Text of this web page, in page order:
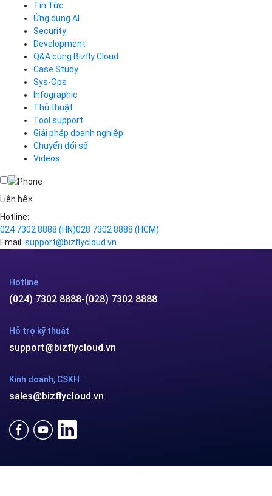
Cloud Server
CDN
Load Balancer
Auto Scaling
Container Registry
Kubernetes
Cloud Database
Call Center
Business Email
Simple Storage
VOD
VPN
Traffic Manager
Cloud VPS
Videos
Tin Tức
Ứng dụng AI
Security
Development
Q&A cùng Bizfly Cloud
Q&A về Bizfly Cloud Server
Thao tác kết nối tới server
Videos
Q&A về Bizfly Business Email
Videos
Case Study
Sys-Ops
Infographic
Thủ thuật
Tool support
Giải pháp doanh nghiệp
Chuyển đổi số
Videos
Liên hệ×
Hotline:
024 7302 8888 (HN)028 7302 8888 (HCM)
Email: support@bizflycloud.vn
Hotline
(024) 7302 8888-(028) 7302 8888
Hỗ trợ kỹ thuật
support@bizflycloud.vn
Kinh doanh, CSKH
sales@bizflycloud.vn